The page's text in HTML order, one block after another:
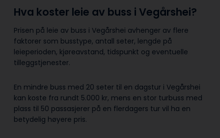
Hva koster leie av buss i Vegårshei?
Prisen på leie av buss i Vegårshei avhenger av flere
faktorer som busstype, antall seter, lengde på
leieperioden, kjøreavstand, tidspunkt og eventuelle
tilleggstjenester.
En mindre buss med 20 seter til en dagstur i Vegårshei
kan koste fra rundt 5.000 kr, mens en stor turbuss med
plass til 50 passasjerer på en flerdagers tur vil ha en
betydelig høyere pris.